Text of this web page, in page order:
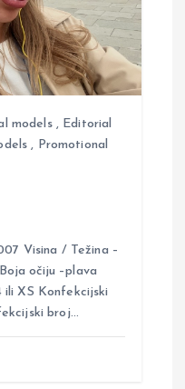
models, Editorial
, Promotional
Visina / Težina –
očiju –plava
ili XS Konfekcijski
broj…